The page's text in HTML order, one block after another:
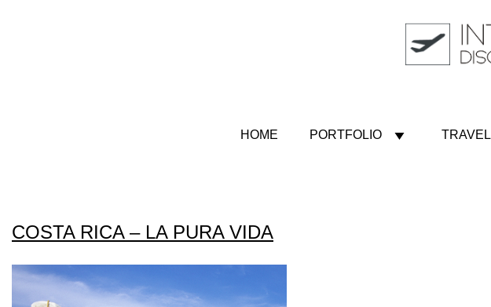
HOME PORTFOLIO TRAVEL
COSTA RICA – LA PURA VIDA